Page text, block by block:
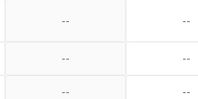
-- --
-- --
-- --